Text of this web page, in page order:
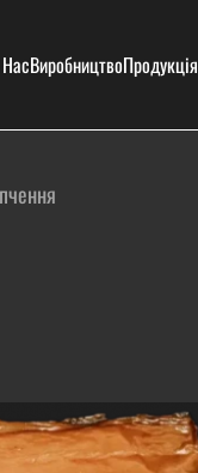
ВиробництвоПродукція